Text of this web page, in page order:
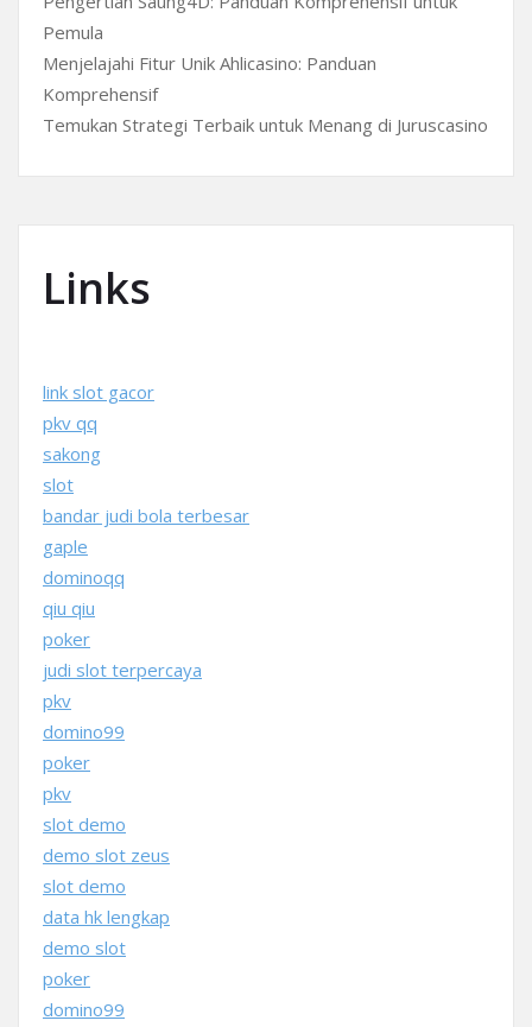
Pemula
Menjelajahi Fitur Unik Ahlicasino: Panduan
Komprehensif
Temukan Strategi Terbaik untuk Menang di Juruscasino
Links
link slot gacor
pkv qq
sakong
slot
bandar judi bola terbesar
gaple
dominoqq
qiu qiu
poker
judi slot terpercaya
pkv
domino99
poker
pkv
slot demo
demo slot zeus
slot demo
data hk lengkap
demo slot
poker
domino99